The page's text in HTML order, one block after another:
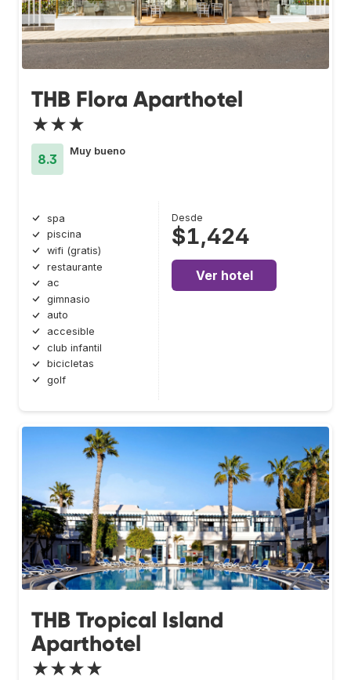
THB Flora Aparthotel
★★★
8.3
Muy bueno
spa
piscina
wifi (gratis)
restaurante
ac
gimnasio
auto
accesible
club infantil
bicicletas
golf
Desde
$1,424
Ver hotel
THB Tropical Island
Aparthotel
★★★★